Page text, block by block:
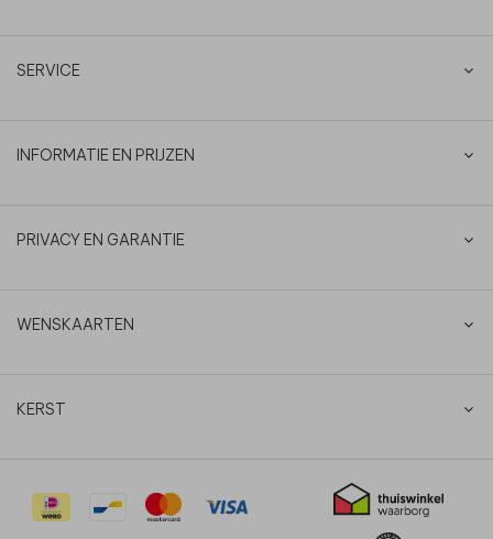
SERVICE
INFORMATIE EN PRIJZEN
PRIVACY EN GARANTIE
WENSKAARTEN
KERST